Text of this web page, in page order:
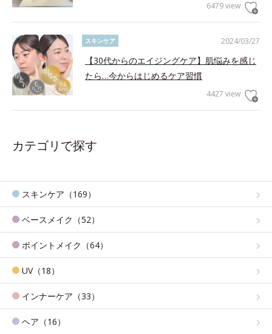
6479 view
2024/03/27
スキンケア
【30代からのエイジングケア】肌悩みを感じ
たら…今からはじめるケア習慣
4427 view
カテゴリで探す
スキンケア（169）
ベースメイク（52）
ポイントメイク（64）
UV（18）
インナーケア（33）
ヘア（16）